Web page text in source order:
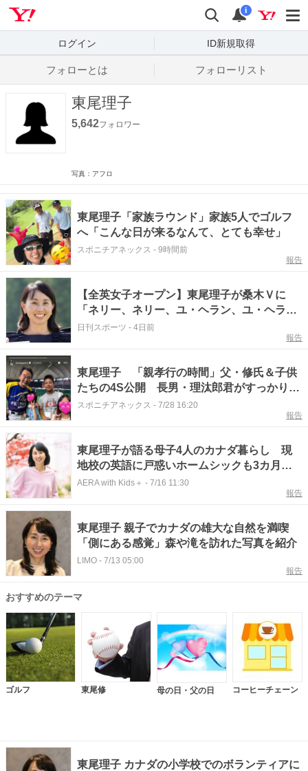
検索
通知
i
ログイン ID新規取得
フォローとは フォローリスト
東尾理子
5,642フォロワー
写真：アフロ
東尾理子「家族ラウンド」家族5人でゴルフ
へ「こんな日が来るなんて、とても幸せ」
スポニチアネックス - 9時間前
報告
【全英女子オープン】東尾理子が桑木Ｖに
「ネリー、ネリー、ユ・ヘラン、ユ・ヘラ
ン、桑木さん」
日刊スポーツ - 4日前
報告
東尾理子 「親孝行の時間」父・修氏＆子供
たちの4S公開 長男・理汰郎君がすっかりイ
ケメンに！
スポニチアネックス - 7/28 16:20
報告
東尾理子が語る母子4人のカナダ暮らし 現
地校の英語に戸惑いホームシックも3カ月で
感じたわが子の成長とは？
AERA with Kids＋ - 7/16 11:30
報告
東尾理子 親子でカナダの雄大な自然を満喫
「側にある感覚」森や滝を訪れた写真を紹介
LIMO - 7/13 05:00
報告
おすすめのテーマ
ゴルフ 東尾修 母の日・父の日 コーヒーチェーン
東尾理子 カナダの小学校でのボランティアに